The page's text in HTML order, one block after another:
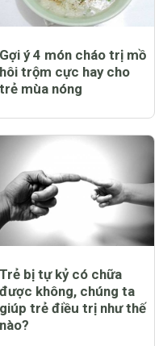
Gợi ý 4 món cháo trị mồ
hôi trộm cực hay cho
trẻ mùa nóng
Trẻ bị tự kỷ có chữa
được không, chúng ta
giúp trẻ điều trị như thế
nào?